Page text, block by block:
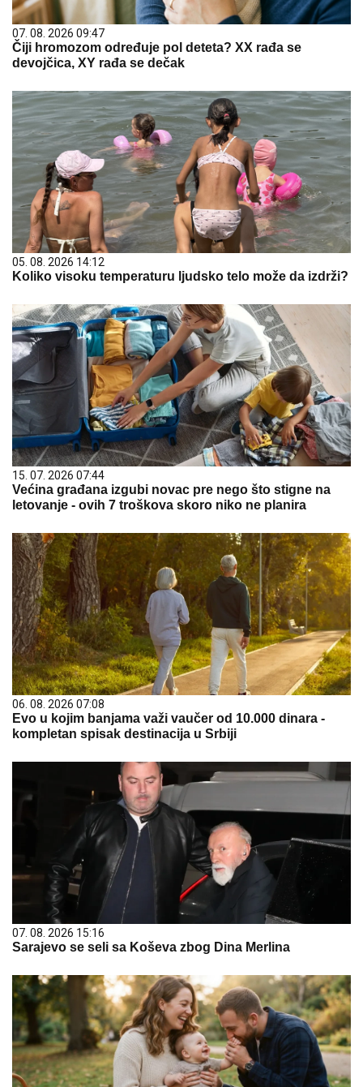
07. 08. 2026 09:47
Čiji hromozom određuje pol deteta? XX rađa se
devojčica, XY rađa se dečak
05. 08. 2026 14:12
Koliko visoku temperaturu ljudsko telo može da izdrži?
15. 07. 2026 07:44
Većina građana izgubi novac pre nego što stigne na
letovanje - ovih 7 troškova skoro niko ne planira
06. 08. 2026 07:08
Evo u kojim banjama važi vaučer od 10.000 dinara -
kompletan spisak destinacija u Srbiji
07. 08. 2026 15:16
Sarajevo se seli sa Koševa zbog Dina Merlina